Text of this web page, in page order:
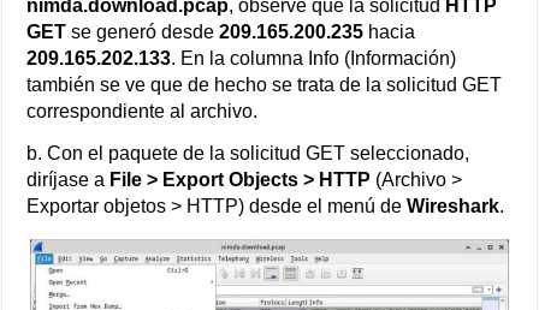
nimda.download.pcap, observe que la solicitud HTTP
GET se generó desde209.165.200.235 hacia
209.165.202.133. En la columna Info (Información)
también se ve que de hecho se trata de la solicitud GET
correspondiente al archivo.
b. Con el paquete de la solicitud GET seleccionado,
diríjase a File > Export Objects > HTTP (Archivo >
Exportar objetos > HTTP) desde el menú deWireshark.